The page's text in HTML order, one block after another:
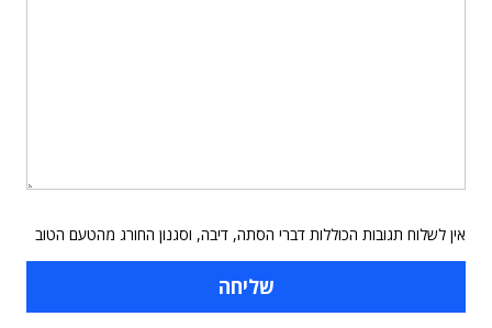
אין לשלוח תגובות הכוללות דברי הסתה, דיבה, וסגנון החורג מהטעם הטוב